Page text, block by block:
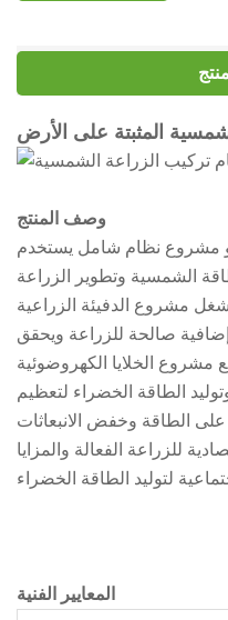
المثبتة على الأرض
وصف المنتج
مشروع نظام شامل يستخدم
الشمسية وتطوير الزراعة
يشغل مشروع الدفيئة الزراعية
صالحة للزراعة ويحقق
مشروع الخلايا الكهروضوئية
وتوليد الطاقة الخضراء لتعظيم
الطاقة وخفض الانبعاثات
للزراعة الفعالة والمزايا
المعايير الفنية